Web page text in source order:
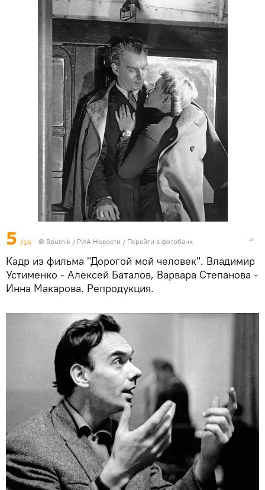
5 /14 © Sputnik / РИА Новости / Перейти в фотобанк
Кадр из фильма "Дорогой мой человек". Владимир
Устименко - Алексей Баталов, Варвара Степанова -
Инна Макарова. Репродукция.